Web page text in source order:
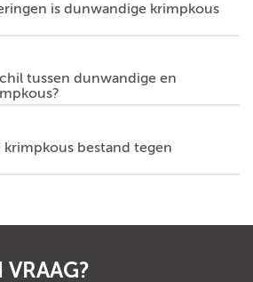
is dunwandige krimpkous
tussen dunwandige en
krimpkous bestand tegen
VRAAG?